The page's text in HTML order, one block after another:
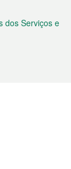
dos Serviços e